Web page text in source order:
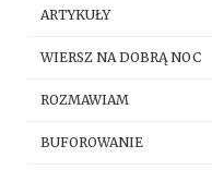
ARTYKUŁY
WIERSZ NA DOBRĄ NOC
ROZMAWIAM
BUFOROWANIE